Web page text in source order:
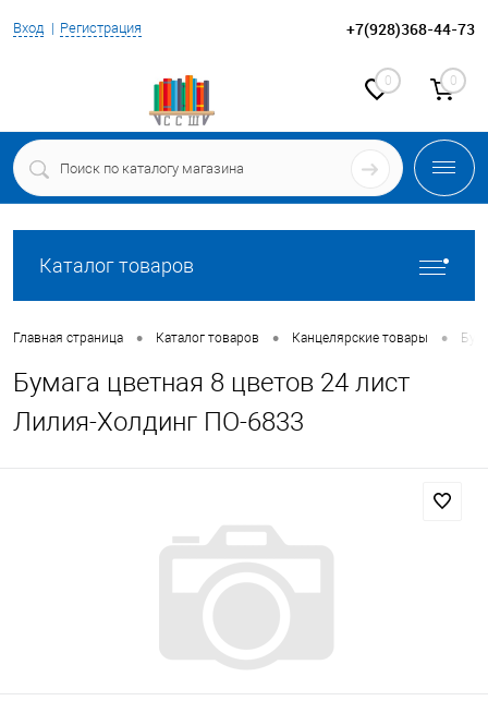
Вход Регистрация +7(928)368-44-73
0 0
Каталог товаров
Главная страница • Каталог товаров • Канцелярские товары •
Бумага цветная 8 цветов 24 лист
Лилия-Холдинг ПО-6833